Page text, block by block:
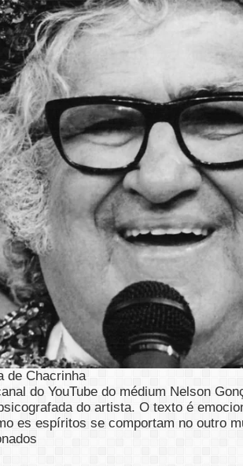
de Chacrinha
do YouTube do médium Nelson
do artista. O texto é
es espíritos se comportam no outro